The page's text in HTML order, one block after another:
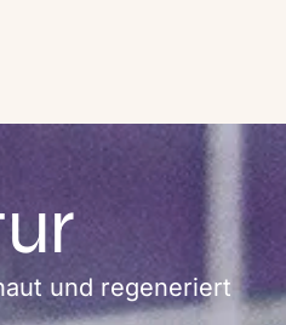
und regeneriert